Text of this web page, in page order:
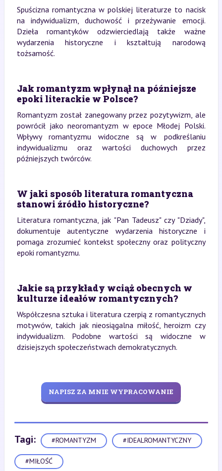
Spuścizna romantyczna w polskiej literaturze to nacisk
na indywidualizm, duchowość i przeżywanie emocji.
Dzieła romantyków odzwierciedlają także ważne
wydarzenia historyczne i kształtują narodową
tożsamość.
Jak romantyzm wpłynął na późniejsze
epoki literackie w Polsce?
Romantyzm został zanegowany przez pozytywizm, ale
powrócił jako neoromantyzm w epoce Młodej Polski.
Wpływy romantyzmu widoczne są w podkreślaniu
indywidualizmu oraz wartości duchowych przez
późniejszych twórców.
W jaki sposób literatura romantyczna
stanowi źródło historyczne?
Literatura romantyczna, jak "Pan Tadeusz" czy "Dziady",
dokumentuje autentyczne wydarzenia historyczne i
pomaga zrozumieć kontekst społeczny oraz polityczny
epoki romantyzmu.
Jakie są przykłady wciąż obecnych w
kulturze ideałów romantycznych?
Współczesna sztuka i literatura czerpią z romantycznych
motywów, takich jak nieosiągalna miłość, heroizm czy
indywidualizm. Podobne wartości są widoczne w
dzisiejszych społeczeństwach demokratycznych.
NAPISZ ZA MNIE WYPRACOWANIE
Tagi: #ROMANTYZM #IDEALROMANTYCZNY
#MIŁOŚĆ